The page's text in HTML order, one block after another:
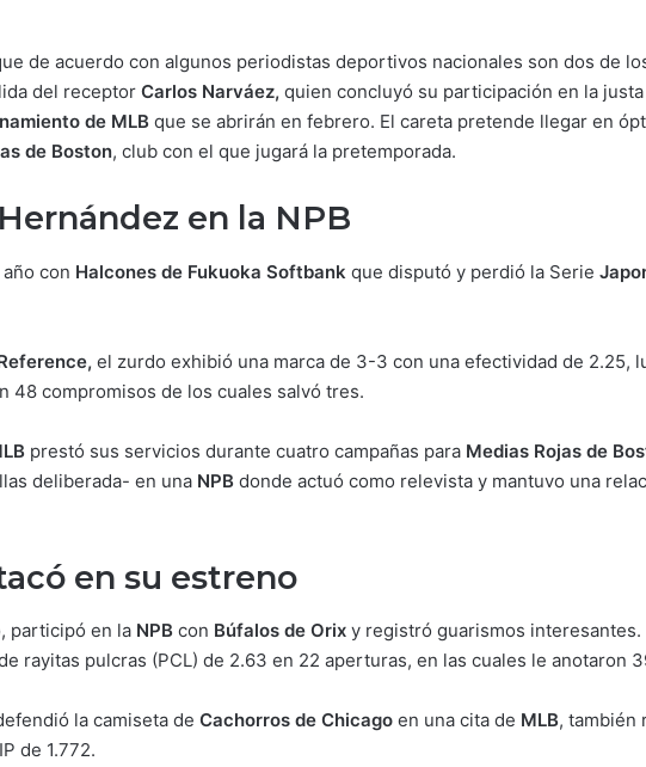
de acuerdo con algunos periodistas deportivos nacionales son dos de
del receptor Carlos Narváez, quien concluyó su participación en la
de MLB que se abrirán en febrero. El careta pretende llegar en
de Boston, club con el que jugará la pretemporada.
en la NPB
con Halcones de Fukuoka Softbank que disputó y perdió la Serie
el zurdo exhibió una marca de 3-3 con una efectividad de 2.25,
48 compromisos de los cuales salvó tres.
prestó sus servicios durante cuatro campañas para Medias Rojas de
deliberada- en una NPB donde actuó como relevista y mantuvo una
en su estreno
participó en la NPB con Búfalos de Orix y registró guarismos
rayitas pulcras (PCL) de 2.63 en 22 aperturas, en las cuales le anotaron
la camiseta de Cachorros de Chicago en una cita de MLB, también
de 1.772.